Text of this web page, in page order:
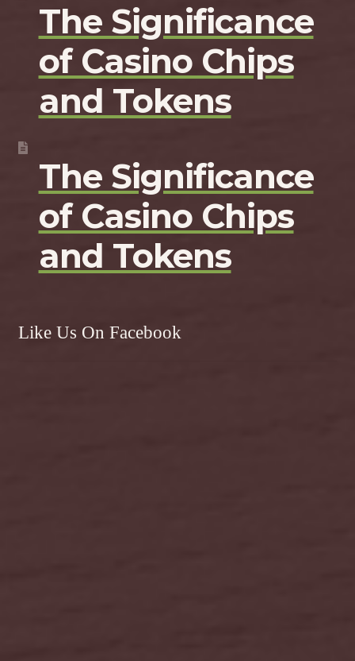
The Significance
of Casino Chips
and Tokens
The Significance
of Casino Chips
and Tokens
Like Us On Facebook